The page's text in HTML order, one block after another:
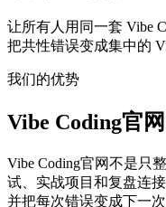
让所有人用同一套 Vibe
把共性错误变成集中的
我们的优势
Vibe Coding官
Vibe Coding官网不是只
试、实战项目和复盘连
并把每次错误变成下一次